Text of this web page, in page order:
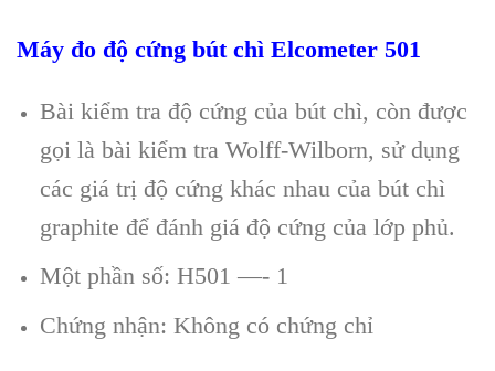
Máy đo độ cứng bút chì Elcometer 501
Bài kiểm tra độ cứng của bút chì, còn được
gọi là bài kiểm tra Wolff-Wilborn, sử dụng
các giá trị độ cứng khác nhau của bút chì
graphite để đánh giá độ cứng của lớp phủ.
Một phần số: H501 —- 1
Chứng nhận: Không có chứng chỉ